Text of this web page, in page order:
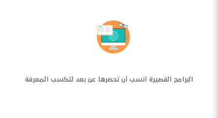
البرامج القصيرة أنسب أن تحضرها عن بعد لتكسب المعرفة